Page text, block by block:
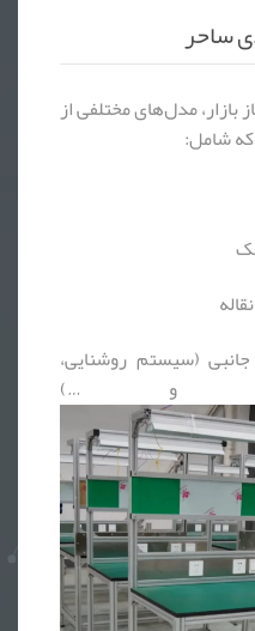
ساحر
مدل‌های مختلفی از
شامل:
جانبی (سیستم روشنایی،
و …)